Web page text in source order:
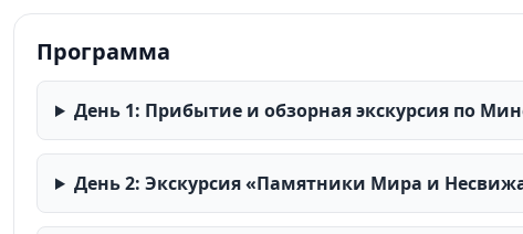
Программа
День 1: Прибытие и обзорная экскурсия по
День 2: Экскурсия «Памятники Мира и